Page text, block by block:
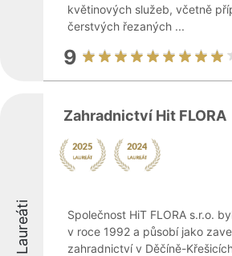
květinových služeb, včetně
čerstvých řezaných ...
9
Laureáti
Zahradnictví Hit FLORA
Společnost HiT FLORA s.r.o.
v roce 1992 a působí jako
zahradnictví v Děčíně-